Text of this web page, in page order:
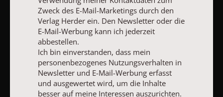
Den Newsletter oder die E-Mail-Werbung kann ich jederzeit
abbestellen.
Ich bin einverstanden, dass mein personenbezogenes
Nutzungsverhalten in Newsletter und E-Mail-Werbung erfasst
und ausgewertet wird, um die Inhalte besser auf meine
Interessen auszurichten. Über einen Link in Newsletter oder E-
Mail kann ich diese Funktion jederzeit ausschalten.
Weiterführende Informationen finden Sie in unseren
Datenschutzhinweisen.
Zweck des E-Mail-Marketings durch den
Verlag Herder ein. Den Newsletter oder die
E-Mail-Werbung kann ich jederzeit
abbestellen.
Ich bin einverstanden, dass mein
personenbezogenes Nutzungsverhalten in
Newsletter und E-Mail-Werbung erfasst
und ausgewertet wird, um die Inhalte
besser auf meine Interessen auszurichten.